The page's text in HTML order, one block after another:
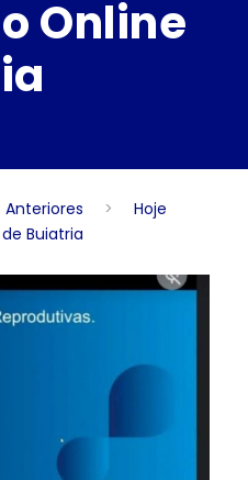
Online
Anteriores >
Hoje
Buiatria